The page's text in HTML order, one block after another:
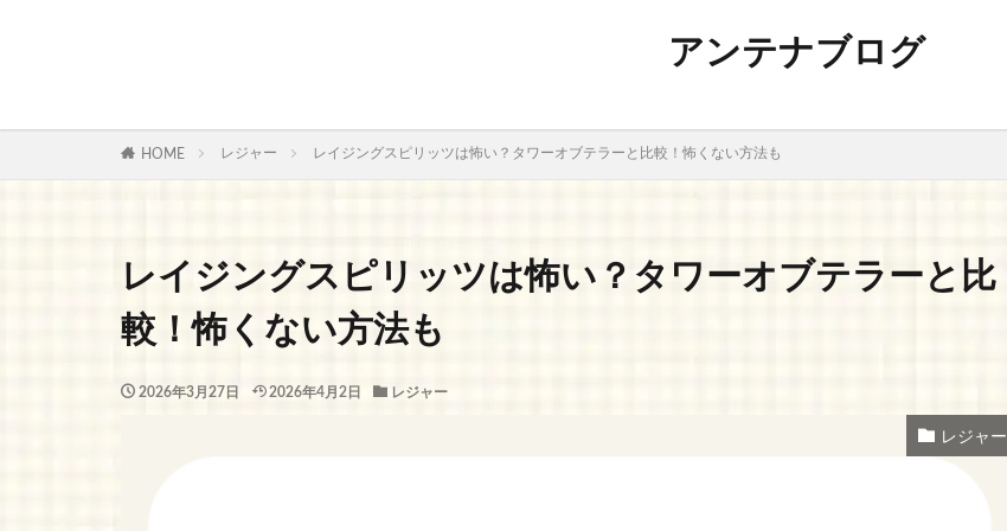
アンテナブログ
HOME レジャー レイジングスピリッツは怖い？タワーオブテラーと比較！怖くない方法も
レイジングスピリッツは怖い？タワーオブテラーと比
較！怖くない方法も
2026年3月27日 2026年4月2日 レジャー
レジャー